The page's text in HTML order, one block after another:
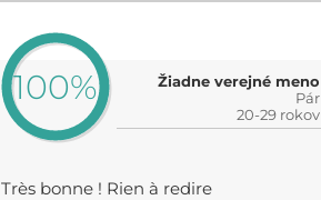
100%
Žiadne verejné meno
Pár
20-29 rokov
Très bonne ! Rien à redire